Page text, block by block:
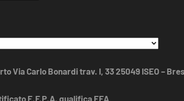
Via Carlo Bonardi trav. I, 33 25049 ISEO –
E.F.P.A. qualifica EFA